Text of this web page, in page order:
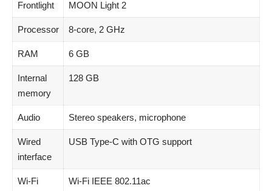
Frontlight MOON Light 2
Processor 8-core, 2 GHz
RAM 6 GB
Internal
memory
128 GB
Audio Stereo speakers, microphone
Wired
interface
USB Type-C with OTG support
Wi-Fi Wi-Fi IEEE 802.11ac